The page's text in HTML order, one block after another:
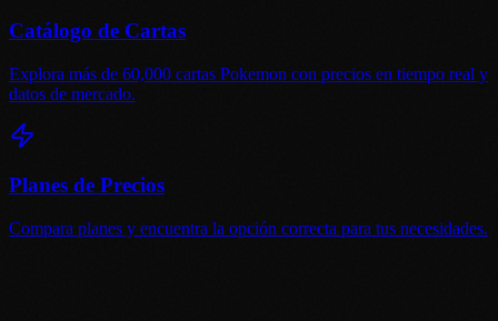
Catálogo de Cartas
Explora más de 60,000 cartas Pokemon con precios en tiempo real y
datos de mercado.
Planes de Precios
Compara planes y encuentra la opción correcta para tus necesidades.